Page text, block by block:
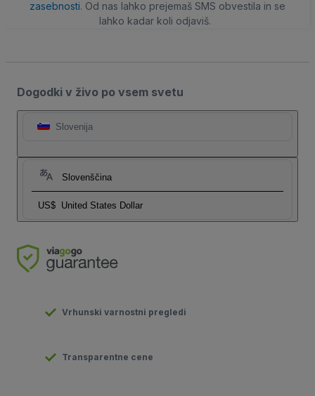
zasebnosti. Od nas lahko prejemaš SMS obvestila in se
lahko kadar koli odjaviš.
Dogodki v živo po vsem svetu
Slovenija
Slovenščina
US$ United States Dollar
Vrhunski varnostni pregledi
Transparentne cene